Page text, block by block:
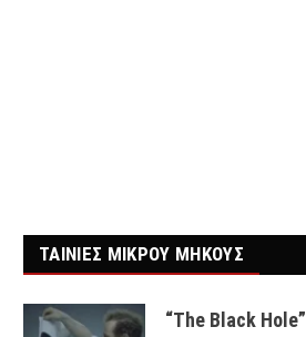
ΤΑΙΝΙΕΣ ΜΙΚΡΟΥ ΜΗΚΟΥΣ
“The Black Hole”